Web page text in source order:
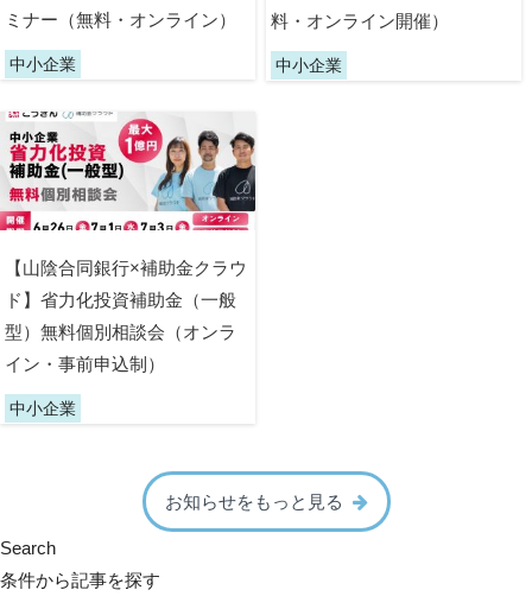
ミナー（無料・オンライン）
中小企業
料・オンライン開催）
中小企業
【山陰合同銀行×補助金クラウ
ド】省力化投資補助金（一般
型）無料個別相談会（オンラ
イン・事前申込制）
中小企業
お知らせをもっと見る
Search
条件から記事を探す